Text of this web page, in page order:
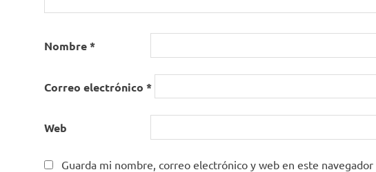
Nombre*
Correo electrónico *
Web
Guarda mi nombre, correo electrónico y web en este